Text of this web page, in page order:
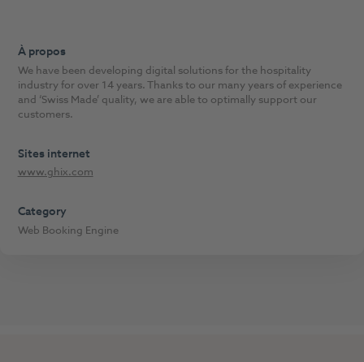
À propos
We have been developing digital solutions for the hospitality
industry for over 14 years. Thanks to our many years of experience
and ‘Swiss Made’ quality, we are able to optimally support our
customers.
Sites internet
www.ghix.com
Category
Web Booking Engine